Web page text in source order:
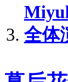
全体